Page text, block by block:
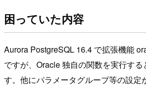
困っていた内容
Aurora PostgreSQL 16.4 で拡張機能
ですが、Oracle 独自の関数を実行する
す。他にパラメータグループ等の設定